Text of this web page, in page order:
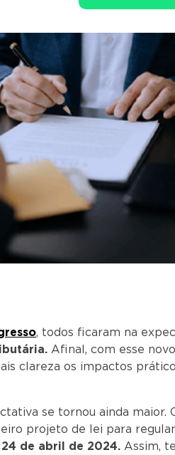
, todos ficaram na
Afinal, com esse
clareza os impactos
se tornou ainda maior.
projeto de lei para
de abril de 2024. Assim,